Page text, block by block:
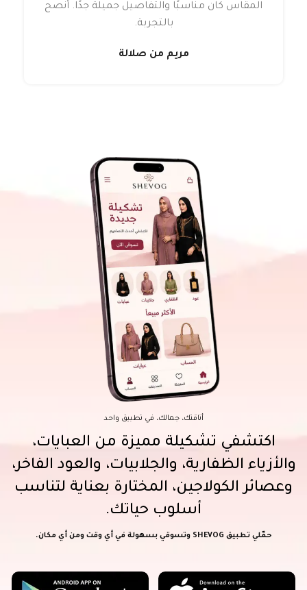
المقاس كان مناسبًا والتفاصيل جميلة جدًا. أنصح
بالتجربة.
مريم من صلالة
أناقتك، جمالك، في تطبيق واحد
اكتشفي تشكيلة مميزة من العبايات،
والأزياء الظفارية، والجلابيات، والعود الفاخر،
وعصائر الكولاجين، المختارة بعناية لتناسب
أسلوب حياتك.
حمّلي تطبيق SHEVOG وتسوقي بسهولة في أي وقت ومن أي مكان.